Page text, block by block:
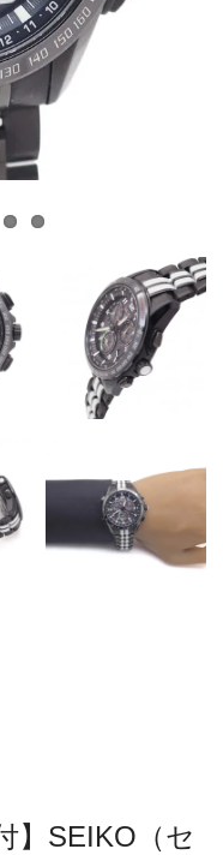
】SEIKO（セ